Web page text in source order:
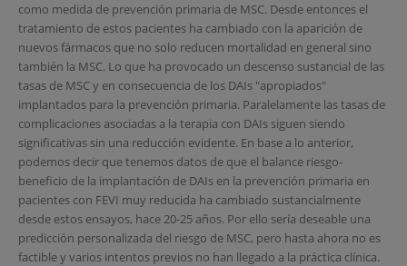
como medida de prevención primaria de MSC. Desde entonces el
tratamiento de estos pacientes ha cambiado con la aparición de
nuevos fármacos que no solo reducen mortalidad en general sino
también la MSC. Lo que ha provocado un descenso sustancial de las
tasas de MSC y en consecuencia de los DAIs "apropiados"
implantados para la prevención primaria. Paralelamente las tasas de
complicaciones asociadas a la terapia con DAIs siguen siendo
significativas sin una reducción evidente. En base a lo anterior,
podemos decir que tenemos datos de que el balance riesgo-
beneficio de la implantación de DAIs en la prevención primaria en
pacientes con FEVI muy reducida ha cambiado sustancialmente
desde estos ensayos, hace 20-25 años. Por ello sería deseable una
predicción personalizada del riesgo de MSC, pero hasta ahora no es
factible y varios intentos previos no han llegado a la práctica clínica.